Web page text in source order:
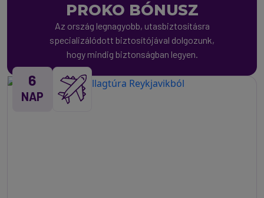
PROKO BÓNUSZ
Az ország legnagyobb, utasbiztosításra
specializálódott biztosítójával dolgozunk,
hogy mindig biztonságban legyen.
6
NAP